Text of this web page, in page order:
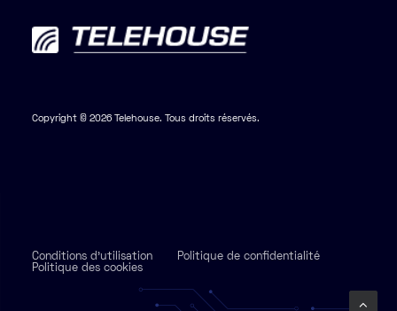
Copyright © 2026 Telehouse. Tous droits réservés.
Conditions d'utilisation
Politique de confidentialité
Politique des cookies